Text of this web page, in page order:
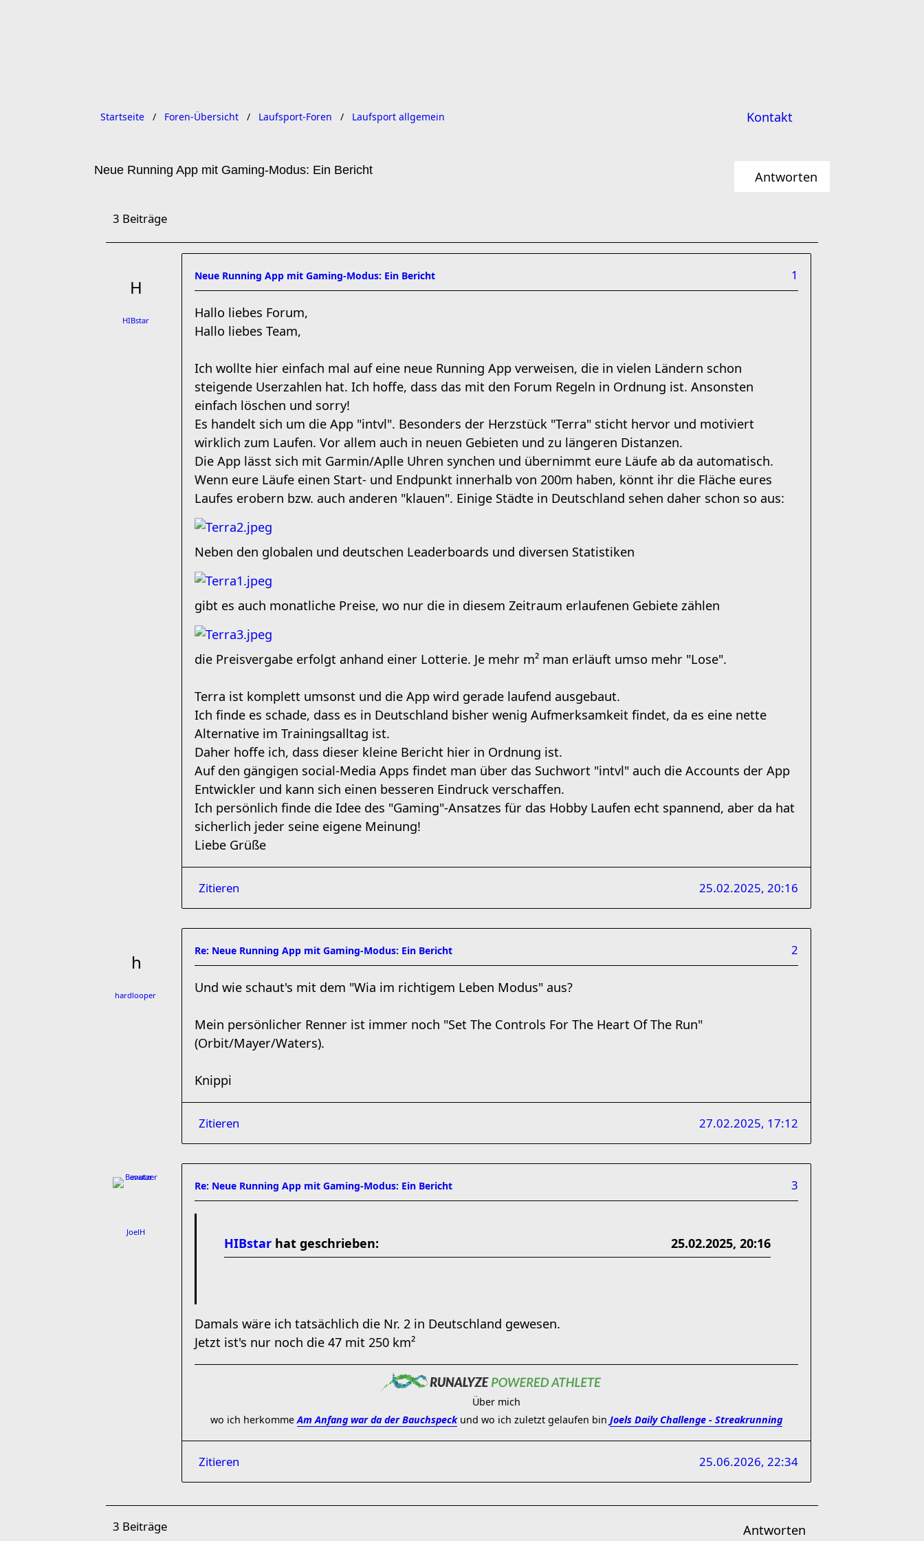
Kontakt
Startseite Foren-Übersicht Laufsport-Foren Laufsport allgemein
Neue Running App mit Gaming-Modus: Ein Bericht Antworten
3 Beiträge
HIBstar
Neue Running App mit Gaming-Modus: Ein Bericht 1
Hallo liebes Forum,
Hallo liebes Team,
Ich wollte hier einfach mal auf eine neue Running App verweisen, die in vielen Ländern schon
steigende Userzahlen hat. Ich hoffe, dass das mit den Forum Regeln in Ordnung ist. Ansonsten
einfach löschen und sorry!
Es handelt sich um die App "intvl". Besonders der Herzstück "Terra" sticht hervor und motiviert
wirklich zum Laufen. Vor allem auch in neuen Gebieten und zu längeren Distanzen.
Die App lässt sich mit Garmin/Aplle Uhren synchen und übernimmt eure Läufe ab da automatisch.
Wenn eure Läufe einen Start- und Endpunkt innerhalb von 200m haben, könnt ihr die Fläche eures
Laufes erobern bzw. auch anderen "klauen". Einige Städte in Deutschland sehen daher schon so aus:
Neben den globalen und deutschen Leaderboards und diversen Statistiken
gibt es auch monatliche Preise, wo nur die in diesem Zeitraum erlaufenen Gebiete zählen
die Preisvergabe erfolgt anhand einer Lotterie. Je mehr m² man erläuft umso mehr "Lose".
Terra ist komplett umsonst und die App wird gerade laufend ausgebaut.
Ich finde es schade, dass es in Deutschland bisher wenig Aufmerksamkeit findet, da es eine nette
Alternative im Trainingsalltag ist.
Daher hoffe ich, dass dieser kleine Bericht hier in Ordnung ist.
Auf den gängigen social-Media Apps findet man über das Suchwort "intvl" auch die Accounts der App
Entwickler und kann sich einen besseren Eindruck verschaffen.
Ich persönlich finde die Idee des "Gaming"-Ansatzes für das Hobby Laufen echt spannend, aber da hat
sicherlich jeder seine eigene Meinung!
Liebe Grüße
Zitieren 25.02.2025, 20:16
hardlooper
Re: Neue Running App mit Gaming-Modus: Ein Bericht 2
Und wie schaut's mit dem "Wia im richtigem Leben Modus" aus?
Mein persönlicher Renner ist immer noch "Set The Controls For The Heart Of The Run"
(Orbit/Mayer/Waters).
Knippi
Zitieren 27.02.2025, 17:12
JoelH
Re: Neue Running App mit Gaming-Modus: Ein Bericht 3
HIBstar hat geschrieben: 25.02.2025, 20:16
Damals wäre ich tatsächlich die Nr. 2 in Deutschland gewesen.
Jetzt ist's nur noch die 47 mit 250 km²
Über mich
wo ich herkommeAm Anfang war da der Bauchspeckund wo ich zuletzt gelaufen bin Joels Daily Challenge - Streakrunning
Zitieren 25.06.2026, 22:34
3 Beiträge Antworten